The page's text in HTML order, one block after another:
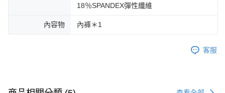
18％SPANDEX彈性纖維
內容物 內褲＊1
客服